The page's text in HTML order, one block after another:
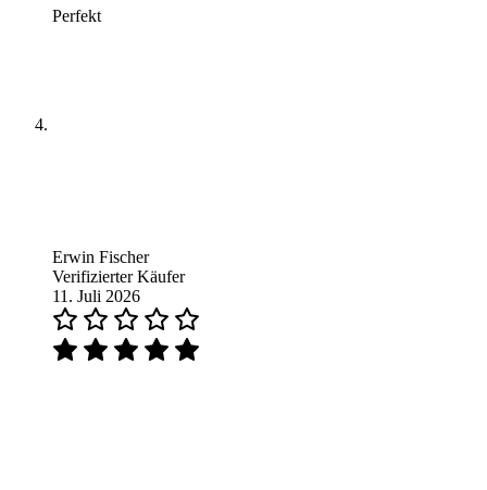
Perfekt
Erwin Fischer
Verifizierter Käufer
11. Juli 2026